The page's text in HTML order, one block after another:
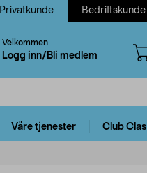
Privatkunde Bedriftskunde
Velkommen
Logg inn/Bli medlem
Våre tjenester Club Clas